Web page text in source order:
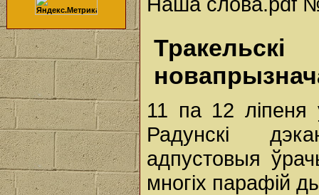
11 па 12 ліпеня
Радунскі
адпустовыя
многіх парафій